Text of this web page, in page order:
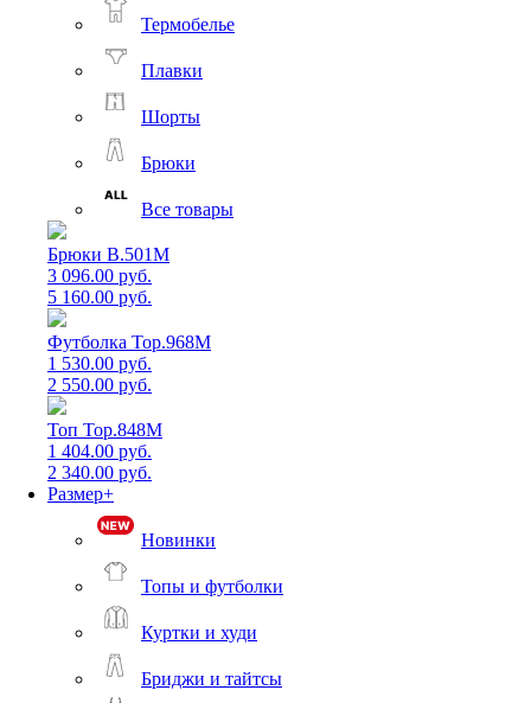
Термобелье
Плавки
Шорты
Брюки
Все товары
Брюки B.501M
3 096.00 руб.
5 160.00 руб.
Футболка Top.968M
1 530.00 руб.
2 550.00 руб.
Топ Top.848M
1 404.00 руб.
2 340.00 руб.
Размер+
Новинки
Топы и футболки
Куртки и худи
Бриджи и тайтсы